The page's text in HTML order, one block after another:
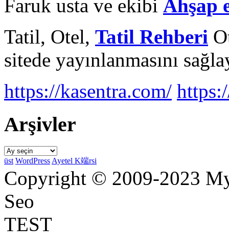
Faruk usta ve ekibi Ahşap
Tatil, Otel, Tatil Rehberi
sitede yayınlanmasını
https://kasentra.com/
Arşivler
Arşivler
üst WordPress Ayetel K端rsi
Copyright © 2009-2023
Seo
TEST